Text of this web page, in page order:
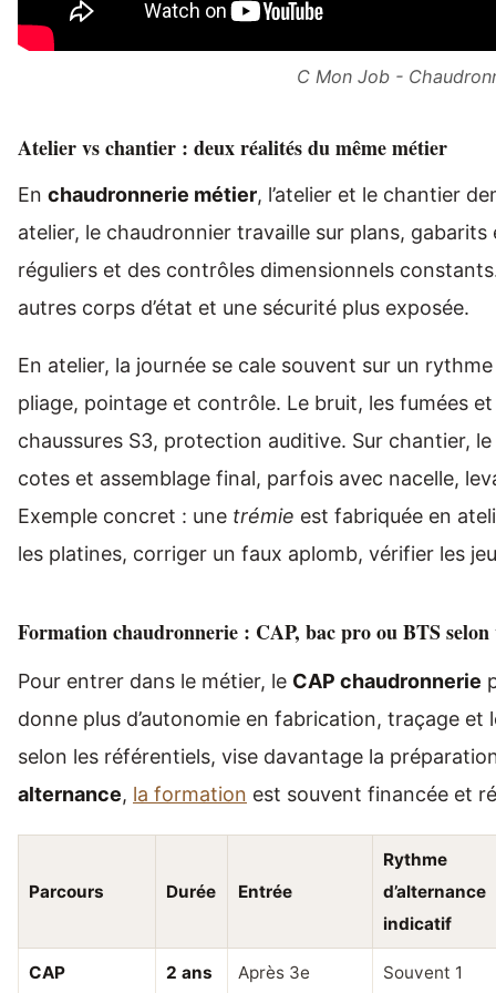
C Mon Job -
Atelier vs chantier : deux réalités du même métier
En chaudronnerie métier, l’atelier et le chantier
atelier, le chaudronnier travaille sur plans,
réguliers et des contrôles dimensionnels
autres corps d’état et une sécurité plus exposée.
En atelier, la journée se cale souvent sur un
pliage, pointage et contrôle. Le bruit, les fumées
chaussures S3, protection auditive. Sur chantier,
cotes et assemblage final, parfois avec nacelle,
Exemple concret : une trémie est fabriquée en
les platines, corriger un faux aplomb, vérifier les
Formation chaudronnerie : CAP, bac pro ou BTS
Pour entrer dans le métier, le CAP chaudronnerie
donne plus d’autonomie en fabrication, traçage et
selon les référentiels, vise davantage la
alternance, la formation est souvent financée et
Parcours Durée Entrée
Rythme
d’alternance
indicatif
CAP 2 ans Après 3e
Souvent 1